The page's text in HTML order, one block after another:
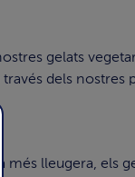
gelats
dels
lleugera, els